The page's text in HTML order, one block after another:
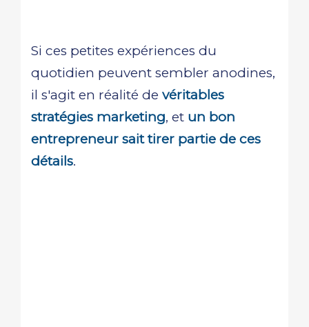
Si ces petites expériences du
quotidien peuvent sembler anodines,
il s'agit en réalité de véritables
stratégies marketing, et un bon
entrepreneur sait tirer partie de ces
détails.